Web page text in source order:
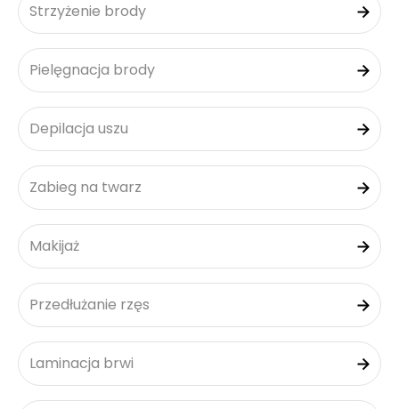
Strzyżenie brody
Pielęgnacja brody
Depilacja uszu
Zabieg na twarz
Makijaż
Przedłużanie rzęs
Laminacja brwi